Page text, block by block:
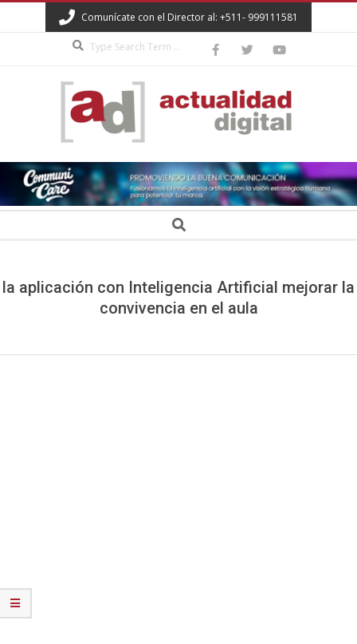
to
Comunícate con el Director al: +511- 999111581
ACTUALIDAD
DIGITAL Search
la aplicación con Inteligencia Artificial mejorar la
convivencia en el aula